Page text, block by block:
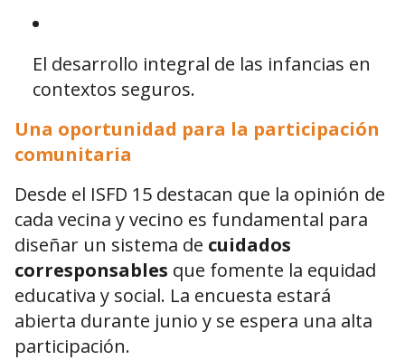
El desarrollo integral de las infancias en
contextos seguros.
Una oportunidad para la participación
comunitaria
Desde el ISFD 15 destacan que la opinión de
cada vecina y vecino es fundamental para
diseñar un sistema de cuidados
corresponsables que fomente la equidad
educativa y social. La encuesta estará
abierta durante junio y se espera una alta
participación.